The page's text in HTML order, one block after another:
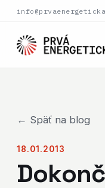
← Späť na blog
18.01.2013